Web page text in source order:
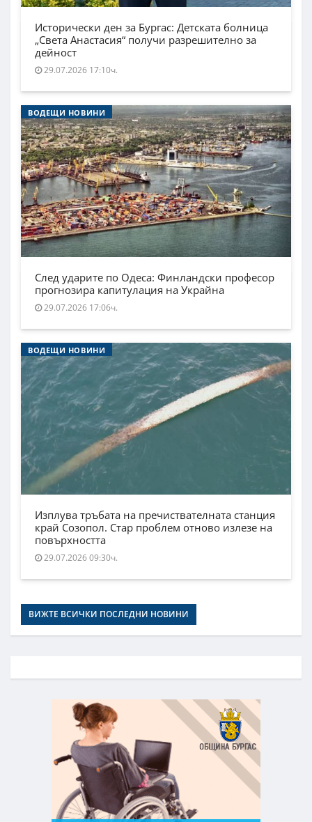
Исторически ден за Бургас: Детската болница
„Света Анастасия“ получи разрешително за
дейност
29.07.2026 17:10ч.
ВОДЕЩИ НОВИНИ
След ударите по Одеса: Финландски професор
прогнозира капитулация на Украйна
29.07.2026 17:06ч.
ВОДЕЩИ НОВИНИ
Изплува тръбата на пречиствателната станция
край Созопол. Стар проблем отново излезе на
повърхността
29.07.2026 09:30ч.
ВИЖТЕ ВСИЧКИ ПОСЛЕДНИ НОВИНИ